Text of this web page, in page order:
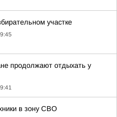
участке
продолжают отдыхать у
в зону СВО